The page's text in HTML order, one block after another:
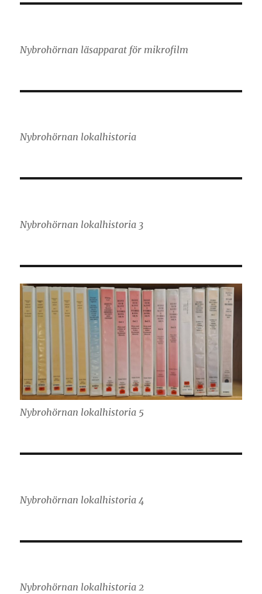
Nybrohörnan läsapparat för mikrofilm
Nybrohörnan lokalhistoria
Nybrohörnan lokalhistoria 3
Nybrohörnan lokalhistoria 5
Nybrohörnan lokalhistoria 4
Nybrohörnan lokalhistoria 2